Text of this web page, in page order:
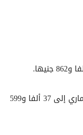
فيما وصل متوسط سعر الحديد الاستثماري إلى 37 ألفا و599